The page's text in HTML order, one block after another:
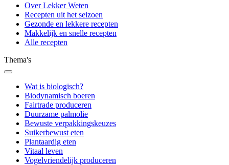
Over Lekker Weten
Recepten uit het seizoen
Gezonde en lekkere recepten
Makkelijk en snelle recepten
Alle recepten
Thema's
Wat is biologisch?
Biodynamisch boeren
Fairtrade produceren
Duurzame palmolie
Bewuste verpakkingskeuzes
Suikerbewust eten
Plantaardig eten
Vitaal leven
Vogelvriendelijk produceren